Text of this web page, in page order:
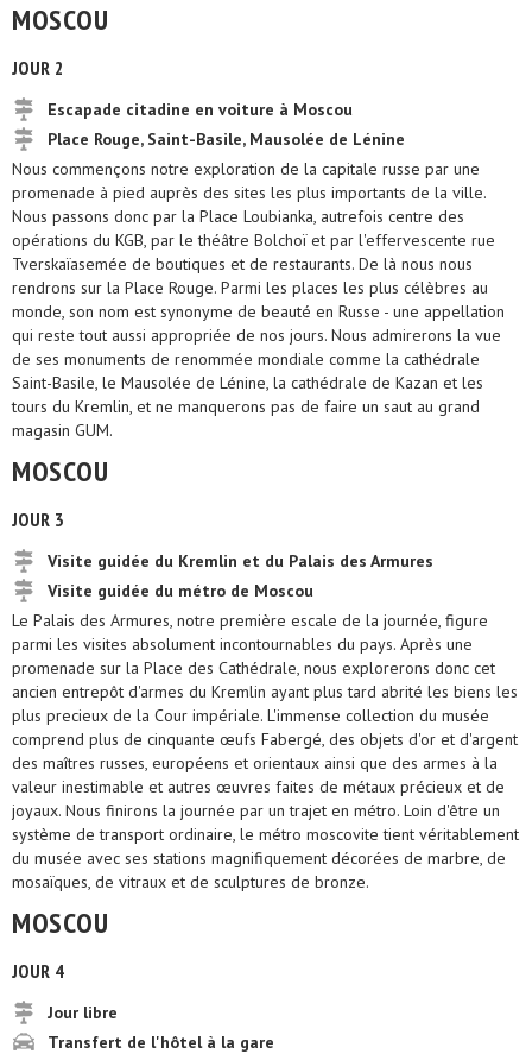
MOSCOU
JOUR 2
Escapade citadine en voiture à Moscou
Place Rouge, Saint-Basile, Mausolée de Lénine
Nous commençons notre exploration de la capitale russe par une
promenade à pied auprès des sites les plus importants de la ville.
Nous passons donc par la Place Loubianka, autrefois centre des
opérations du KGB, par le théâtre Bolchoï et par l'effervescente rue
Tverskaïasemée de boutiques et de restaurants. De là nous nous
rendrons sur la Place Rouge. Parmi les places les plus célèbres au
monde, son nom est synonyme de beauté en Russe - une appellation
qui reste tout aussi appropriée de nos jours. Nous admirerons la vue
de ses monuments de renommée mondiale comme la cathédrale
Saint-Basile, le Mausolée de Lénine, la cathédrale de Kazan et les
tours du Kremlin, et ne manquerons pas de faire un saut au grand
magasin GUM.
MOSCOU
JOUR 3
Visite guidée du Kremlin et du Palais des Armures
Visite guidée du métro de Moscou
Le Palais des Armures, notre première escale de la journée, figure
parmi les visites absolument incontournables du pays. Après une
promenade sur la Place des Cathédrale, nous explorerons donc cet
ancien entrepôt d'armes du Kremlin ayant plus tard abrité les biens les
plus precieux de la Cour impériale. L'immense collection du musée
comprend plus de cinquante œufs Fabergé, des objets d'or et d'argent
des maîtres russes, européens et orientaux ainsi que des armes à la
valeur inestimable et autres œuvres faites de métaux précieux et de
joyaux. Nous finirons la journée par un trajet en métro. Loin d'être un
système de transport ordinaire, le métro moscovite tient véritablement
du musée avec ses stations magnifiquement décorées de marbre, de
mosaïques, de vitraux et de sculptures de bronze.
MOSCOU
JOUR 4
Jour libre
Transfert de l'hôtel à la gare